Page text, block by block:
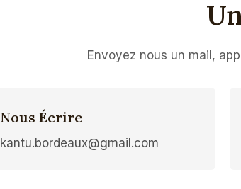
Envoyez nous un mail,
Nous Écrire
kantu.bordeaux@gmail.com